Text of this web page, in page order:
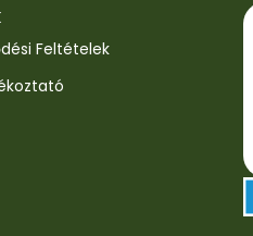
Feltételek